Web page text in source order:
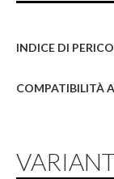
INDICE DI
COMPATIBILITÀ